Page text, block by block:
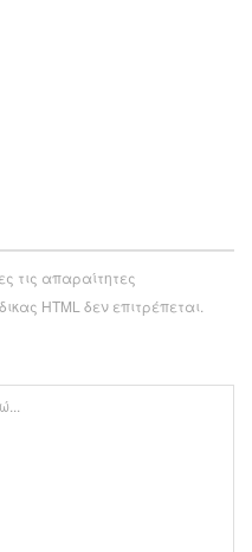
τις απαραίτητες
HTML δεν επιτρέπεται.